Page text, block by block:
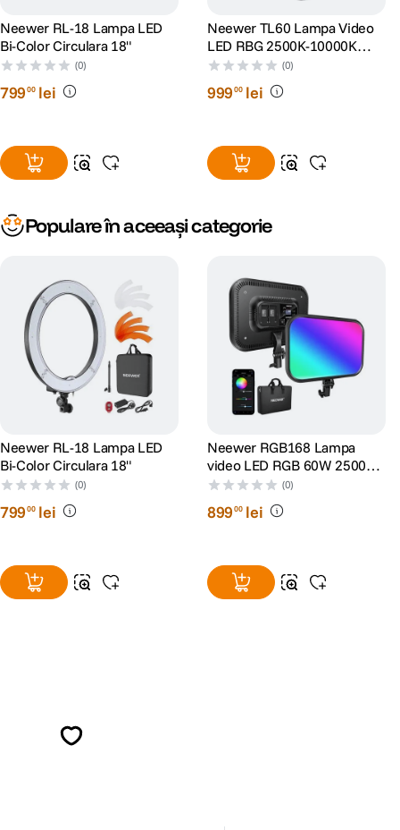
Neewer RL-18 Lampa LED
Bi-Color Circulara 18"
(0)
79900 lei
Neewer TL60 Lampa Video
LED RBG 2500K-10000K
Acumulator 3000mAh
Integrat
(0)
99900 lei
Populare în aceeași categorie
Neewer RL-18 Lampa LED
Bi-Color Circulara 18"
(0)
79900 lei
Neewer RGB168 Lampa
video LED RGB 60W 2500K-
8500K
(0)
89900 lei